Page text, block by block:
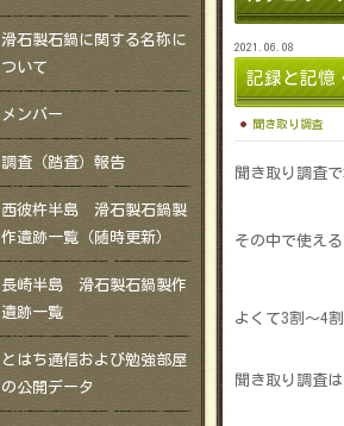
2021.06.08
記録と記憶
聞き取り調査
聞き取り調査
その中で使え
よくて3割～4割
聞き取り調査
滑石製石鍋に関する名称に
ついて
メンバー
調査（踏査）報告
西彼杵半島 滑石製石鍋製
作遺跡一覧（随時更新）
長崎半島 滑石製石鍋製作
遺跡一覧
とはち通信および勉強部屋
の公開データ